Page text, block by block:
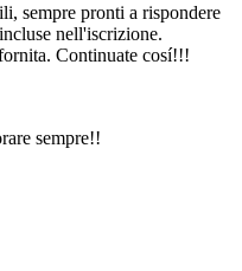
sempre pronti a rispondere
nell'iscrizione.
Continuate cosí!!!
sempre!!